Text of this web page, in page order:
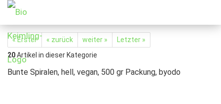
« Erster « zurück weiter »
Letzter »
20Artikel in dieser Kategorie
Bunte Spiralen, hell, vegan, 500 gr Packung, byodo